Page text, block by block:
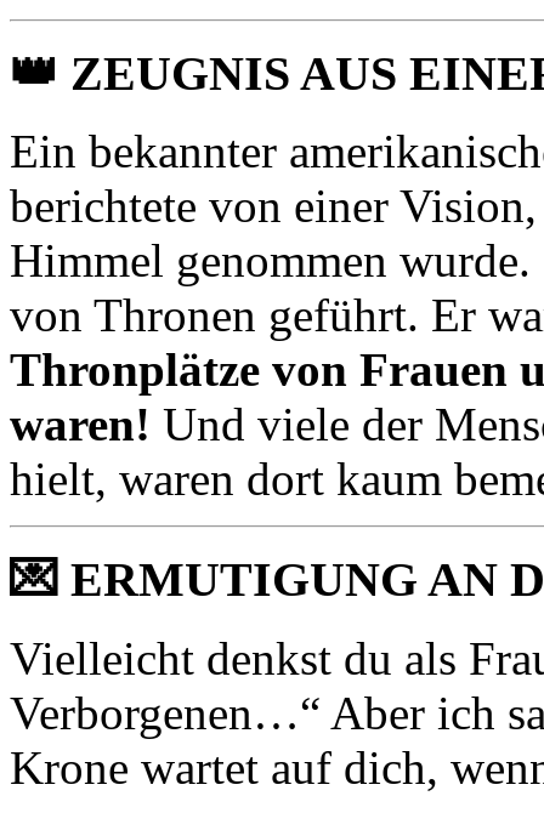
👑 ZEUGNIS AUS
Ein bekannter
berichtete von einer
Himmel genommen
von Thronen geführt. Er
Thronplätze von Frauen
waren! Und viele der
hielt, waren dort kaum
💌 ERMUTIGUNG AN
Vielleicht denkst du als
Verborgenen…“ Aber ich
Krone wartet auf dich,